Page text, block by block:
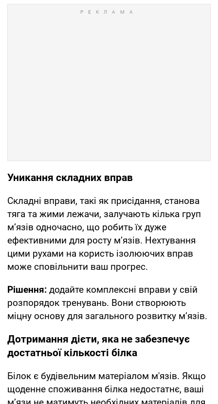
Уникання складних вправ
Складні вправи, такі як присідання, станова
тяга та жими лежачи, залучають кілька груп
м’язів одночасно, що робить їх дуже
ефективними для росту м’язів. Нехтування
цими рухами на користь ізолюючих вправ
може сповільнити ваш прогрес.
Рішення: додайте комплексні вправи у свій
розпорядок тренувань. Вони створюють
міцну основу для загального розвитку м’язів.
Дотримання дієти, яка не забезпечує
достатньої кількості білка
Білок є будівельним матеріалом м'язів. Якщо
щоденне споживання білка недостатнє, ваші